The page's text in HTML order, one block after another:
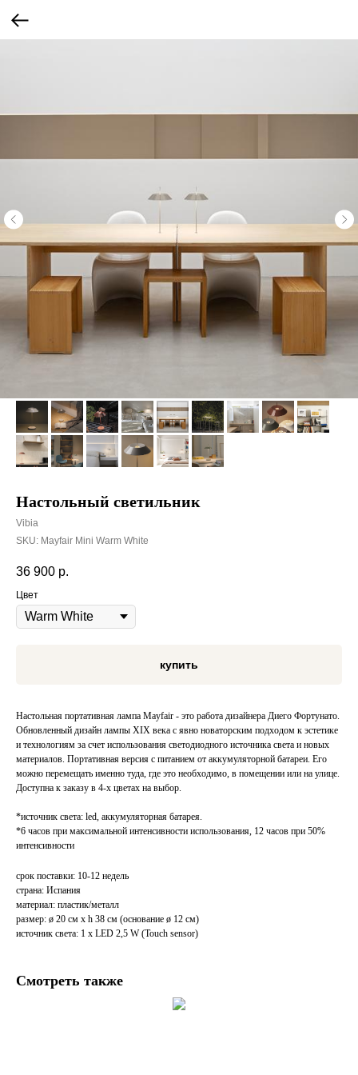
Настольный светильник
Vibia
SKU: Mayfair Mini Warm White
36 900 р.
Цвет
купить
Настольная портативная лампа Mayfair - это работа дизайнера Диего Фортунато.
Обновленный дизайн лампы XIX века с явно новаторским подходом к эстетике
и технологиям за счет использования светодиодного источника света и новых
материалов. Портативная версия с питанием от аккумуляторной батареи. Его
можно перемещать именно туда, где это необходимо, в помещении или на улице.
Доступна к заказу в 4-х цветах на выбор.
*источник света: led, аккумуляторная батарея.
*6 часов при максимальной интенсивности использования, 12 часов при 50%
интенсивности
срок поставки: 10-12 недель
страна: Испания
материал: пластик/металл
размер: ø 20 см x h 38 см (основание ø 12 см)
источник света: 1 x LED 2,5 W (Touch sensor)
Смотреть также